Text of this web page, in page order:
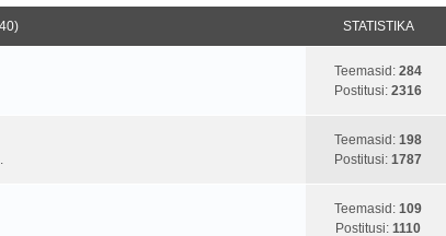
STATISTIKA
Teemasid: 284
Postitusi: 2316
Teemasid: 198
Postitusi: 1787
Teemasid: 109
Postitusi: 1110